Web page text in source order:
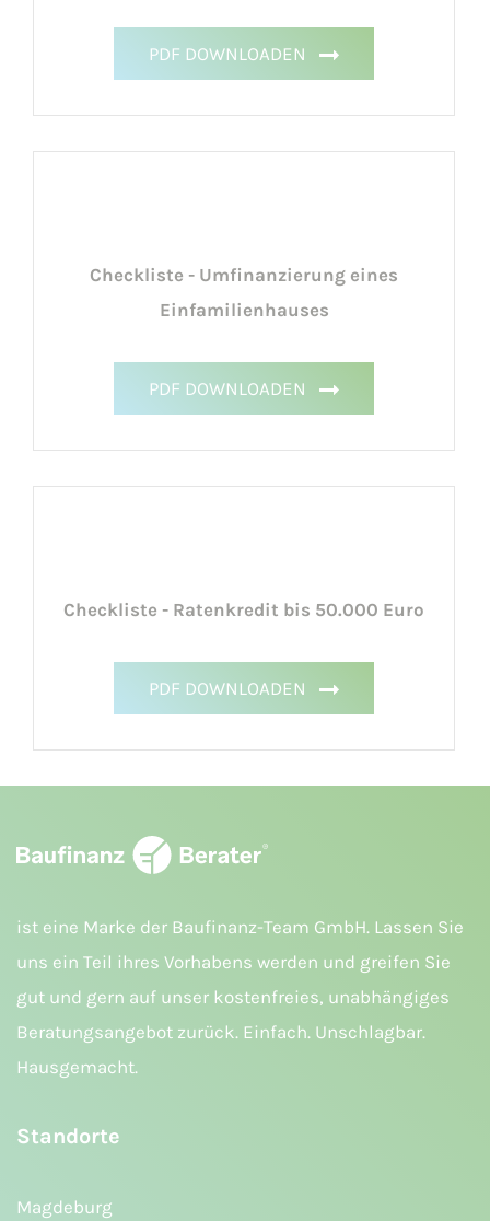
PDF DOWNLOADEN
Checkliste - Umfinanzierung eines
Einfamilienhauses
PDF DOWNLOADEN
Checkliste - Ratenkredit bis 50.000 Euro
PDF DOWNLOADEN
ist eine Marke der Baufinanz-Team GmbH. Lassen Sie
uns ein Teil ihres Vorhabens werden und greifen Sie
gut und gern auf unser kostenfreies, unabhängiges
Beratungsangebot zurück. Einfach. Unschlagbar.
Hausgemacht.
Standorte
Magdeburg